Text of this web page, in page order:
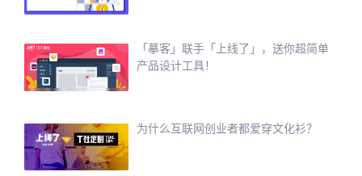
「摹客」联手「上线了」，送你超简单
产品设计工具！
为什么互联网创业者都爱穿文化衫？